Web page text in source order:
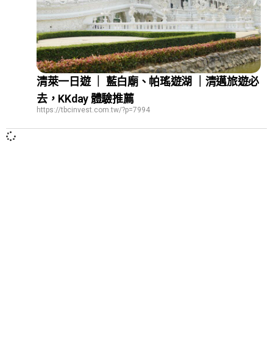
清萊一日遊 ｜ 藍白廟、帕瑤遊湖 ｜清邁旅遊必
去，KKday 體驗推薦
https://tbcinvest.com.tw/?p=7994